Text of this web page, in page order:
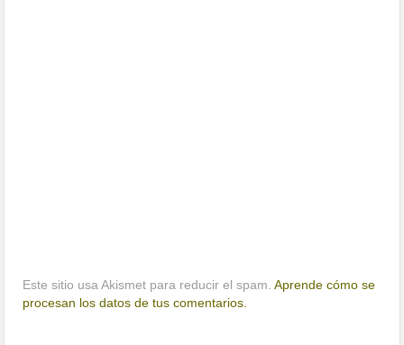
Este sitio usa Akismet para reducir el spam.Aprende cómo se
procesan los datos de tus comentarios.